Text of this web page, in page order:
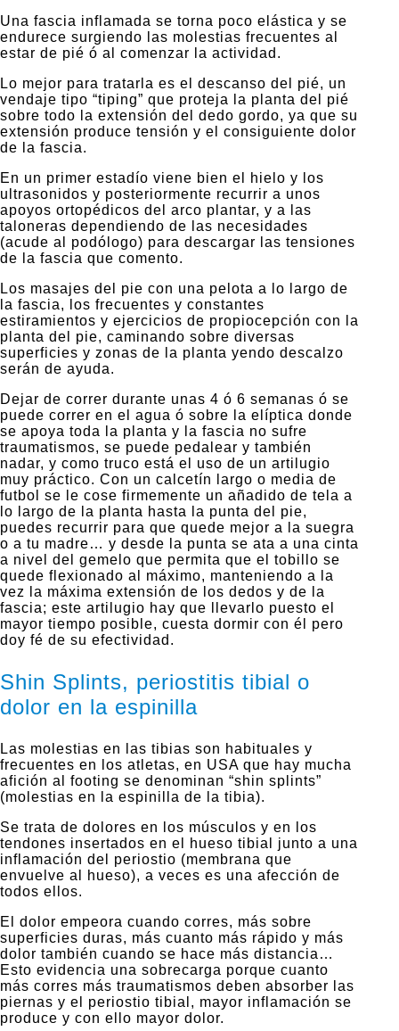
Una fascia inflamada se torna poco elástica y se
endurece surgiendo las molestias frecuentes al
estar de pié ó al comenzar la actividad.
Lo mejor para tratarla es el descanso del pié, un
vendaje tipo “tiping” que proteja la planta del pié
sobre todo la extensión del dedo gordo, ya que su
extensión produce tensión y el consiguiente dolor
de la fascia.
En un primer estadío viene bien el hielo y los
ultrasonidos y posteriormente recurrir a unos
apoyos ortopédicos del arco plantar, y a las
taloneras dependiendo de las necesidades
(acude al podólogo) para descargar las tensiones
de la fascia que comento.
Los masajes del pie con una pelota a lo largo de
la fascia, los frecuentes y constantes
estiramientos y ejercicios de propiocepción con la
planta del pie, caminando sobre diversas
superficies y zonas de la planta yendo descalzo
serán de ayuda.
Dejar de correr durante unas 4 ó 6 semanas ó se
puede correr en el agua ó sobre la elíptica donde
se apoya toda la planta y la fascia no sufre
traumatismos, se puede pedalear y también
nadar, y como truco está el uso de un artilugio
muy práctico. Con un calcetín largo o media de
futbol se le cose firmemente un añadido de tela a
lo largo de la planta hasta la punta del pie,
puedes recurrir para que quede mejor a la suegra
o a tu madre… y desde la punta se ata a una cinta
a nivel del gemelo que permita que el tobillo se
quede flexionado al máximo, manteniendo a la
vez la máxima extensión de los dedos y de la
fascia; este artilugio hay que llevarlo puesto el
mayor tiempo posible, cuesta dormir con él pero
doy fé de su efectividad.
Shin Splints, periostitis tibial o
dolor en la espinilla
Las molestias en las tibias son habituales y
frecuentes en los atletas, en USA que hay mucha
afición al footing se denominan “shin splints”
(molestias en la espinilla de la tibia).
Se trata de dolores en los músculos y en los
tendones insertados en el hueso tibial junto a una
inflamación del periostio (membrana que
envuelve al hueso), a veces es una afección de
todos ellos.
El dolor empeora cuando corres, más sobre
superficies duras, más cuanto más rápido y más
dolor también cuando se hace más distancia…
Esto evidencia una sobrecarga porque cuanto
más corres más traumatismos deben absorber las
piernas y el periostio tibial, mayor inflamación se
produce y con ello mayor dolor.